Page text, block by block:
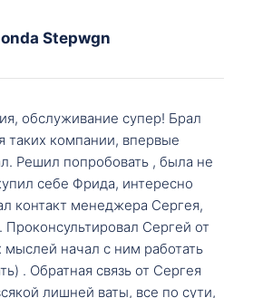
Stepwgn
обслуживание супер! Брал
таких компании, впервые
Решил попробовать , была не
себе Фрида, интересно
контакт менеджера Сергея,
Проконсультировал Сергей от
мыслей начал с ним работать
. Обратная связь от Сергея
лишней ваты, все по сути,